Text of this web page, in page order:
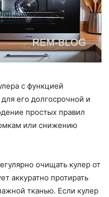
с функцией
его долгосрочной и
простых правил
или снижению
очищать кулер от
аккуратно протирать
тканью. Если кулер